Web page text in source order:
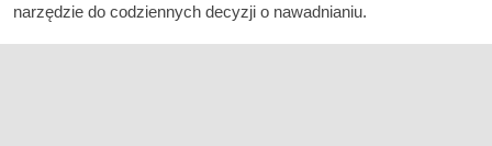
narzędzie do codziennych decyzji o nawadnianiu.